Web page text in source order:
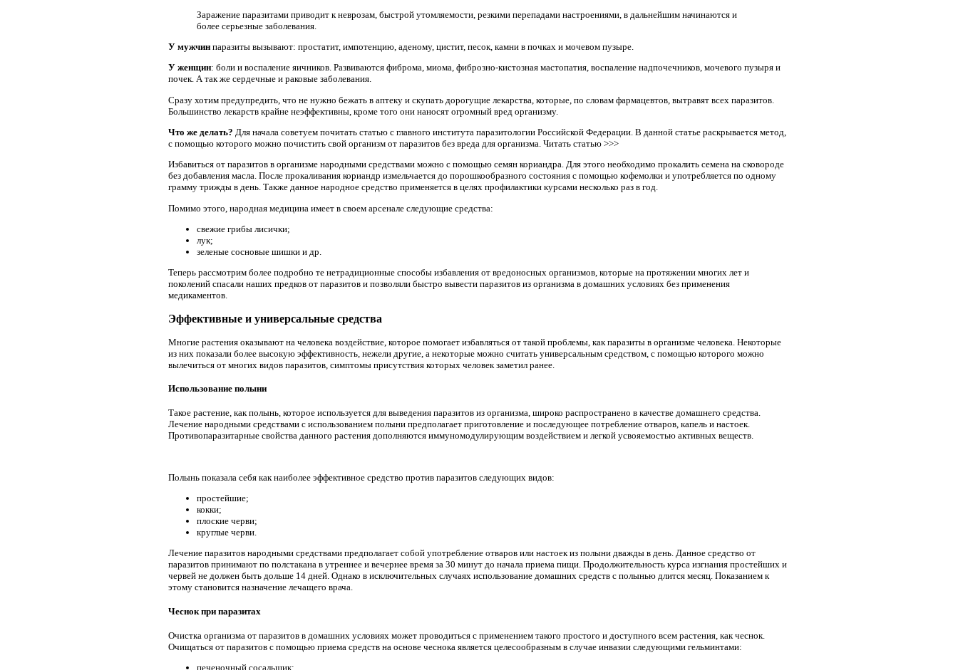
Заражение паразитами приводит к неврозам, быстрой утомляемости, резкими перепадами настроениями, в дальнейшим начинаются и
более серьезные заболевания.
У мужчин паразиты вызывают: простатит, импотенцию, аденому, цистит, песок, камни в почках и мочевом пузыре.
У женщин: боли и воспаление яичников. Развиваются фиброма, миома, фиброзно-кистозная мастопатия, воспаление надпочечников, мочевого пузыря и
почек. А так же сердечные и раковые заболевания.
Сразу хотим предупредить, что не нужно бежать в аптеку и скупать дорогущие лекарства, которые, по словам фармацевтов, вытравят всех паразитов.
Большинство лекарств крайне неэффективны, кроме того они наносят огромный вред организму.
Что же делать? Для начала советуем почитать статью с главного института паразитологии Российской Федерации. В данной статье раскрывается метод,
с помощью которого можно почистить свой организм от паразитов без вреда для организма. Читать статью >>>
Избавиться от паразитов в организме народными средствами можно с помощью семян кориандра. Для этого необходимо прокалить семена на сковороде
без добавления масла. После прокаливания кориандр измельчается до порошкообразного состояния с помощью кофемолки и употребляется по одному
грамму трижды в день. Также данное народное средство применяется в целях профилактики курсами несколько раз в год.
Помимо этого, народная медицина имеет в своем арсенале следующие средства:
свежие грибы лисички;
лук;
зеленые сосновые шишки и др.
Теперь рассмотрим более подробно те нетрадиционные способы избавления от вредоносных организмов, которые на протяжении многих лет и
поколений спасали наших предков от паразитов и позволяли быстро вывести паразитов из организма в домашних условиях без применения
медикаментов.
Эффективные и универсальные средства
Многие растения оказывают на человека воздействие, которое помогает избавляться от такой проблемы, как паразиты в организме человека. Некоторые
из них показали более высокую эффективность, нежели другие, а некоторые можно считать универсальным средством, с помощью которого можно
вылечиться от многих видов паразитов, симптомы присутствия которых человек заметил ранее.
Использование полыни
Такое растение, как полынь, которое используется для выведения паразитов из организма, широко распространено в качестве домашнего средства.
Лечение народными средствами с использованием полыни предполагает приготовление и последующее потребление отваров, капель и настоек.
Противопаразитарные свойства данного растения дополняются иммуномодулирующим воздействием и легкой усвояемостью активных веществ.
Полынь показала себя как наиболее эффективное средство против паразитов следующих видов:
простейшие;
кокки;
плоские черви;
круглые черви.
Лечение паразитов народными средствами предполагает собой употребление отваров или настоек из полыни дважды в день. Данное средство от
паразитов принимают по полстакана в утреннее и вечернее время за 30 минут до начала приема пищи. Продолжительность курса изгнания простейших и
червей не должен быть дольше 14 дней. Однако в исключительных случаях использование домашних средств с полынью длится месяц. Показанием к
этому становится назначение лечащего врача.
Чеснок при паразитах
Очистка организма от паразитов в домашних условиях может проводиться с применением такого простого и доступного всем растения, как чеснок.
Очищаться от паразитов с помощью приема средств на основе чеснока является целесообразным в случае инвазии следующими гельминтами:
печеночный сосальщик;